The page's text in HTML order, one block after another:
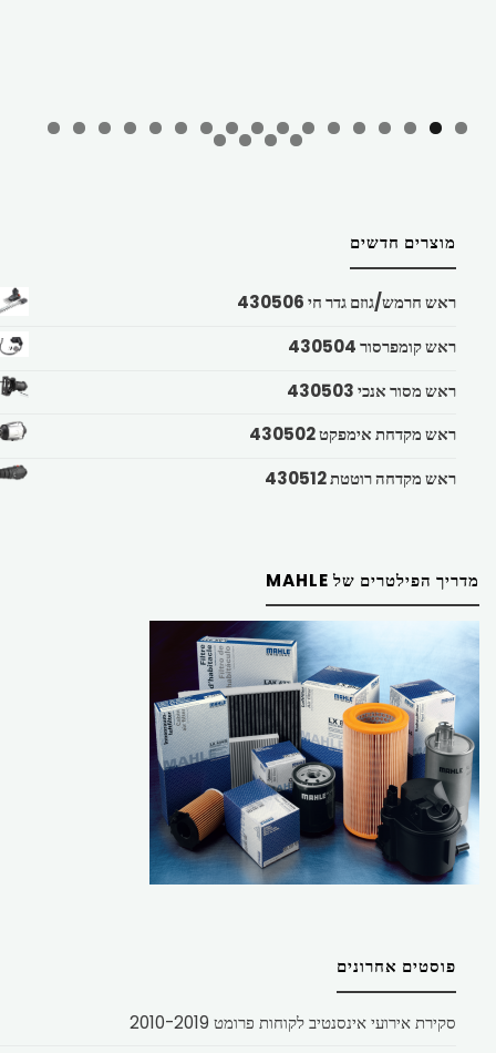
מוצרים חדשים
ראש חרמש/גוזם גדר חי 430506
ראש קומפרסור 430504
ראש מסור אנכי 430503
ראש מקדחת אימפקט 430502
ראש מקדחה רוטטת 430512
מדריך הפילטרים של MAHLE
פוסטים אחרונים
סקירת אירועי אינסנטיב לקוחות פרומט 2010-2019